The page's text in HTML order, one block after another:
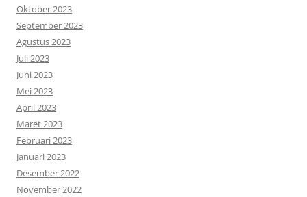
Oktober 2023
September 2023
Agustus 2023
Juli 2023
Juni 2023
Mei 2023
April 2023
Maret 2023
Februari 2023
Januari 2023
Desember 2022
November 2022